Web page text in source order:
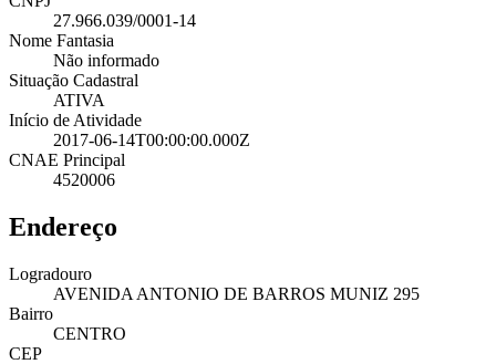
27.966.039/0001-14
Nome Fantasia
Não informado
Situação Cadastral
ATIVA
Início de Atividade
2017-06-14T00:00:00.000Z
CNAE Principal
4520006
Endereço
Logradouro
AVENIDA ANTONIO DE BARROS MUNIZ 295
Bairro
CENTRO
CEP